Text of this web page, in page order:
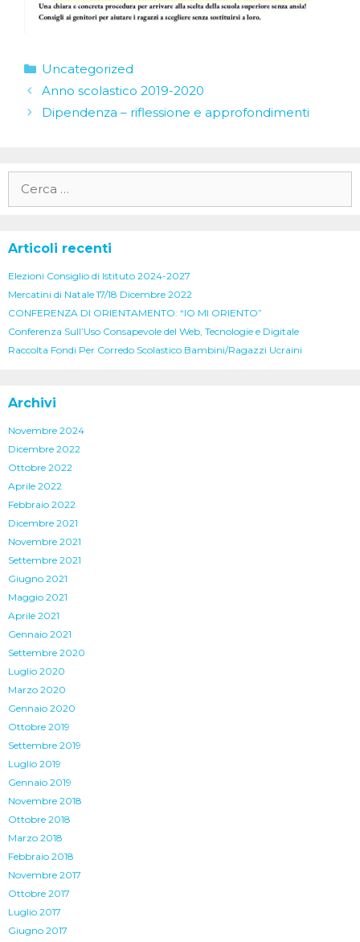
Categorie
Uncategorized
Anno scolastico 2019-2020
Dipendenza – riflessione e approfondimenti
per:
Articoli recenti
Elezioni Consiglio di Istituto 2024-2027
Mercatini di Natale 17/18 Dicembre 2022
CONFERENZA DI ORIENTAMENTO: “IO MI ORIENTO”
Conferenza Sull’Uso Consapevole del Web, Tecnologie e Digitale
Raccolta Fondi Per Corredo Scolastico Bambini/Ragazzi Ucraini
Archivi
Novembre 2024
Dicembre 2022
Ottobre 2022
Aprile 2022
Febbraio 2022
Dicembre 2021
Novembre 2021
Settembre 2021
Giugno 2021
Maggio 2021
Aprile 2021
Gennaio 2021
Settembre 2020
Luglio 2020
Marzo 2020
Gennaio 2020
Ottobre 2019
Settembre 2019
Luglio 2019
Gennaio 2019
Novembre 2018
Ottobre 2018
Marzo 2018
Febbraio 2018
Novembre 2017
Ottobre 2017
Luglio 2017
Giugno 2017